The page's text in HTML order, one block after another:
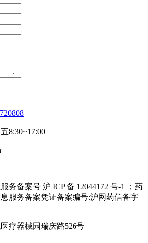
8:30~17:00
务备案号 沪 ICP 备 12044172 号-1 ；药
服务备案凭证备案编号:沪网药信备字
疗器械园瑞庆路526号